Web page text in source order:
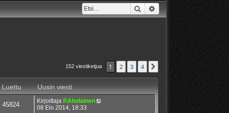
Etsi Tarkennettu haku
152 viestiketjua 1 2 3 4 Seuraava
Luettu
Uusin viesti
45824 Kirjoittaja P.Aholainen
08 Elo 2014, 18:33